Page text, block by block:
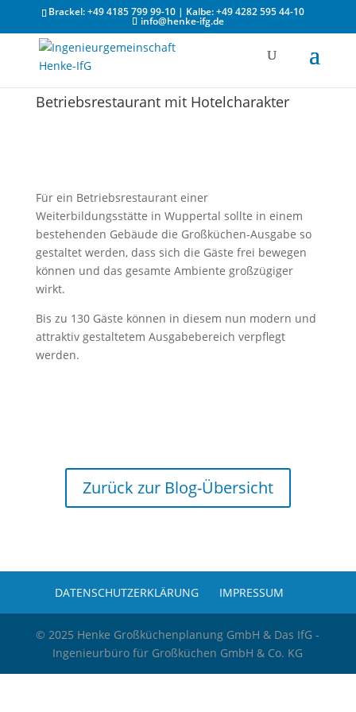
Brackel: +49 4185 799 99-10 | Kalbe: +49 4282 595 44-10
info@henke-ifg.de
Betriebsrestaurant mit Hotelcharakter
Für ein Betriebsrestaurant einer
Weiterbildungsstätte in Wuppertal sollte in einem
bestehenden Gebäude die Großküchen-Ausgabe so
gestaltet werden, dass sich die Gäste frei bewegen
können und das gesamte Ambiente großzügiger
wirkt.
Bis zu 130 Gäste können in diesem nun modern und
attraktiv gestaltetem Ausgabebereich verpflegt
werden.
Zurück zur Blog-Übersicht
DATENSCHUTZERKLÄRUNG IMPRESSUM
© 2025 Henke Großküchenplanung GmbH & Das IfG -
Ingenieurbüro für Großküchen GmbH & Co. KG